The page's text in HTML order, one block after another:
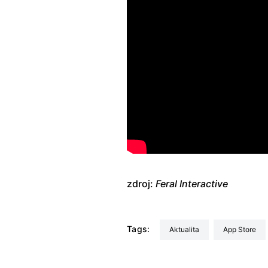
zdroj: Feral Interactive
Tags: aktualita App Store